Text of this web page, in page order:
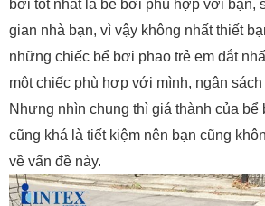
bơi tốt nhất là bể bơi phù hợp với bạn,
gian nhà bạn, vì vậy không nhất thiết
những chiếc bể bơi phao trẻ em đắt
một chiếc phù hợp với mình, ngân
Nhưng nhìn chung thì giá thành của bể
cũng khá là tiết kiệm nên bạn cũng
về vấn đề này.